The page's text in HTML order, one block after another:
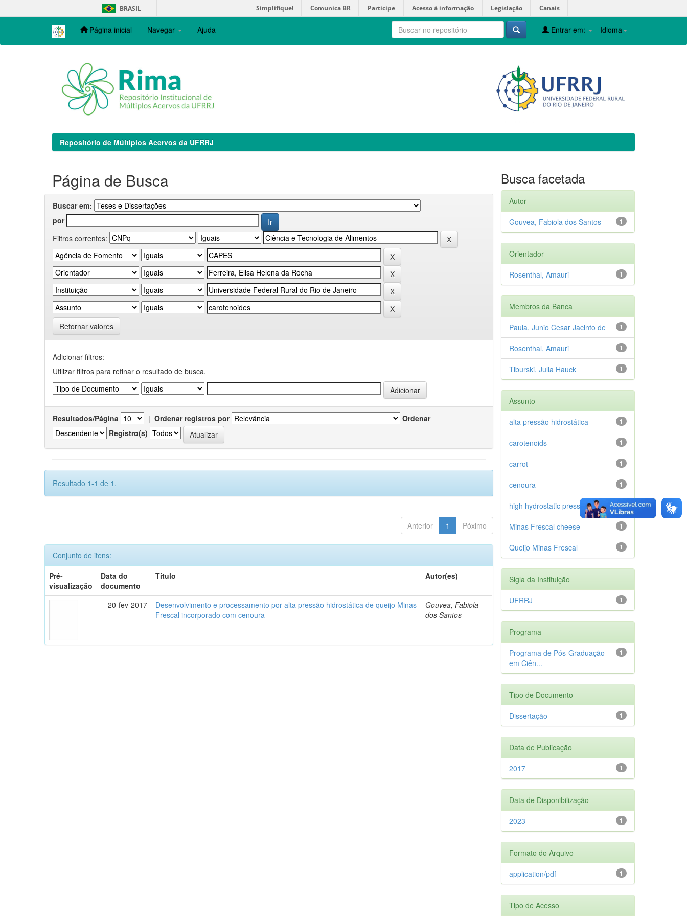
navigation
BRASIL Simplifique! Comunica BR Participe Acesso à informação Legislação Canais
Página inicial Navegar Ajuda Idioma
Entrar em:
Repositório de Múltiplos Acervos da UFRRJ
Página de Busca
Buscar em:
por
Filtros correntes:
Retornar valores
Adicionar filtros:
Utilizar filtros para refinar o resultado de busca.
Resultados/Página | Ordenar registros por
Ordenar
Registro(s)
Resultado 1-1 de 1.
Anterior 1 Póximo
Conjunto de itens:
Pré-
visualização
Data do
documento
Título Autor(es)
20-fev-2017
Desenvolvimento e processamento por alta pressão hidrostática de queijo Minas
Frescal incorporado com cenoura
Gouvea, Fabiola
dos Santos
Busca facetada
Autor
1
Gouvea, Fabiola dos Santos
Orientador
1
Rosenthal, Amauri
Membros da Banca
1
Paula, Junio Cesar Jacinto de
1
Rosenthal, Amauri
1
Tiburski, Julia Hauck
Assunto
1
alta pressão hidrostática
1
carotenoids
1
carrot
1
cenoura
1
high hydrostatic pressure
1
Minas Frescal cheese
1
Queijo Minas Frescal
Sigla da Instituição
1
UFRRJ
Programa
1
Programa de Pós-Graduação
em Ciên...
Tipo de Documento
1
Dissertação
Data de Publicação
1
2017
Data de Disponibilização
1
2023
Formato do Arquivo
1
application/pdf
Tipo de Acesso